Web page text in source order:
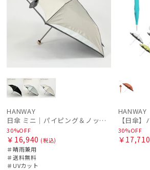
HANWAY
日傘 ミニ｜パイピング＆ノットリボン [HANWAY]
30%OFF
￥16,940 (税込)
＃晴雨兼用
＃送料無料
＃UVカット
HANWAY
30%OFF
￥17,710